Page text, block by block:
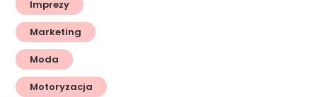
Imprezy
Marketing
Moda
Motoryzacja